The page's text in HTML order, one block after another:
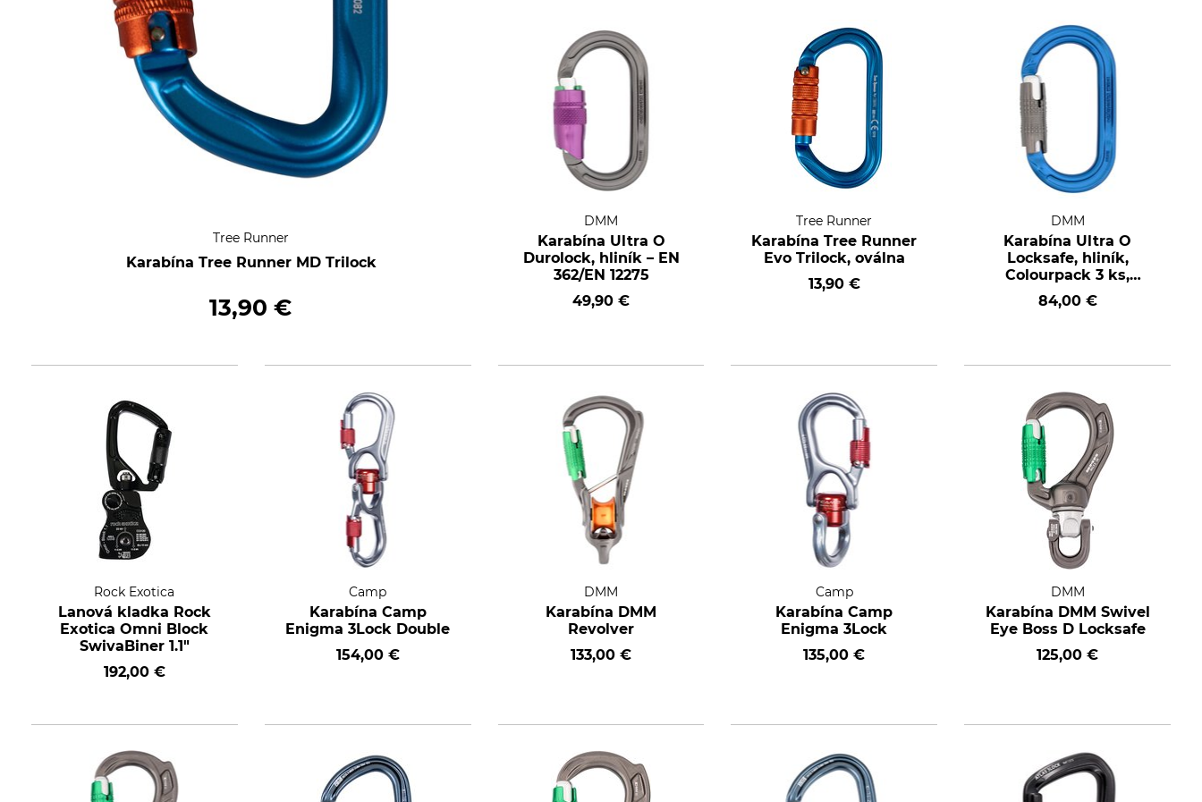
Tree Runner
Karabína Tree Runner MD Trilock
13,90 €
DMM
Karabína Ultra O
Durolock, hliník – EN
362/EN 12275
49,90 €
Tree Runner
Karabína Tree Runner
Evo Trilock, oválna
13,90 €
DMM
Karabína Ultra O
Locksafe, hliník,
Colourpack 3 ks,
modrá/červená/zelená
84,00 €
Rock Exotica
Lanová kladka Rock
Exotica Omni Block
SwivaBiner 1.1"
192,00 €
Camp
Karabína Camp
Enigma 3Lock Double
154,00 €
DMM
Karabína DMM
Revolver
133,00 €
Camp
Karabína Camp
Enigma 3Lock
135,00 €
DMM
Karabína DMM Swivel
Eye Boss D Locksafe
125,00 €